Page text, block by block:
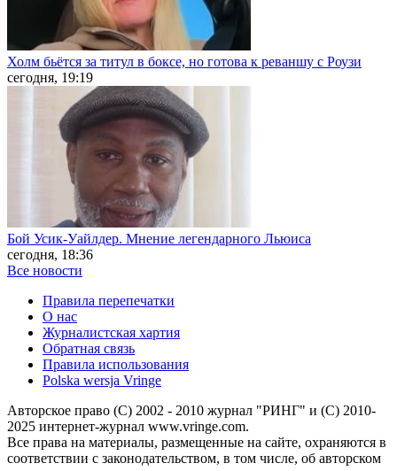
Холм бьётся за титул в боксе, но готова к реваншу с Роузи
сегодня, 19:19
Бой Усик-Уайлдер. Мнение легендарного Льюиса
сегодня, 18:36
Все новости
Правила перепечатки
О нас
Журналистская хартия
Обратная связь
Правила использования
Polska wersja Vringe
Авторское право (С) 2002 - 2010 журнал "РИНГ" и (С) 2010-
2025 интернет-журнал www.vringe.com.
Все права на материалы, размещенные на сайте, охраняются в
соответствии с законодательством, в том числе, об авторском